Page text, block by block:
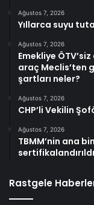
Ağustos 7, 2026
Yıllarca suyu
Ağustos 7, 2026
Emekliye
araç Meclis’ten
şartları neler?
Ağustos 7, 2026
CHP’li Vekilin
Ağustos 7, 2026
TBMM’nin ana
sertifikalandırıldı
Rastgele